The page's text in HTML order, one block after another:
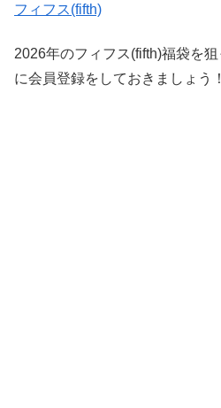
フィフス(fifth)
2026年のフィフス(fifth)福袋を
に会員登録をしておきましょう！